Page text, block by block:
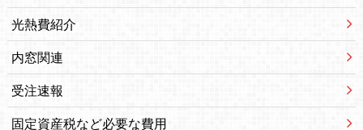
光熱費紹介
内窓関連
受注速報
固定資産税など必要な費用